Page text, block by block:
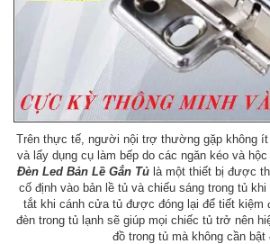
Trên thực tế, người nội trợ thường gặp không
và lấy dụng cụ làm bếp do các ngăn kéo và hộc
Đèn Led Bản Lề Gắn Tủ là một thiết bị được
cố định vào bản lề tủ và chiếu sáng trong tủ
tắt khi cánh cửa tủ được đóng lại để tiết kiệm
đèn trong tủ lạnh sẽ giúp mọi chiếc tủ trở nên
đồ trong tủ mà không cần bật